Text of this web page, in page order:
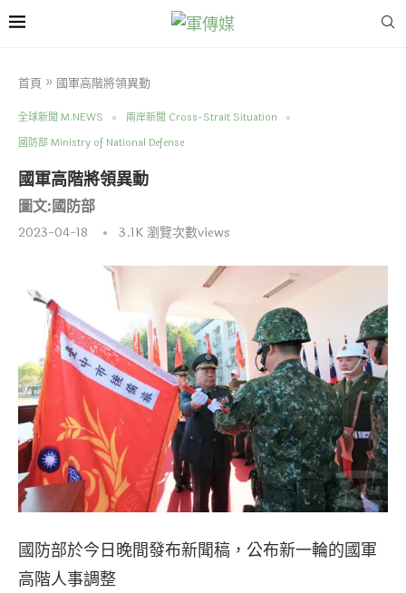
首頁 » 國軍高階將領異動
全球新聞 M.NEWS
兩岸新聞 Cross-Strait Situation
國防部 Ministry of National Defense
國軍高階將領異動
圖文:國防部
2023-04-18 3.1K瀏覽次數views
國防部於今日晚間發布新聞稿，公布新一輪的國軍
高階人事調整